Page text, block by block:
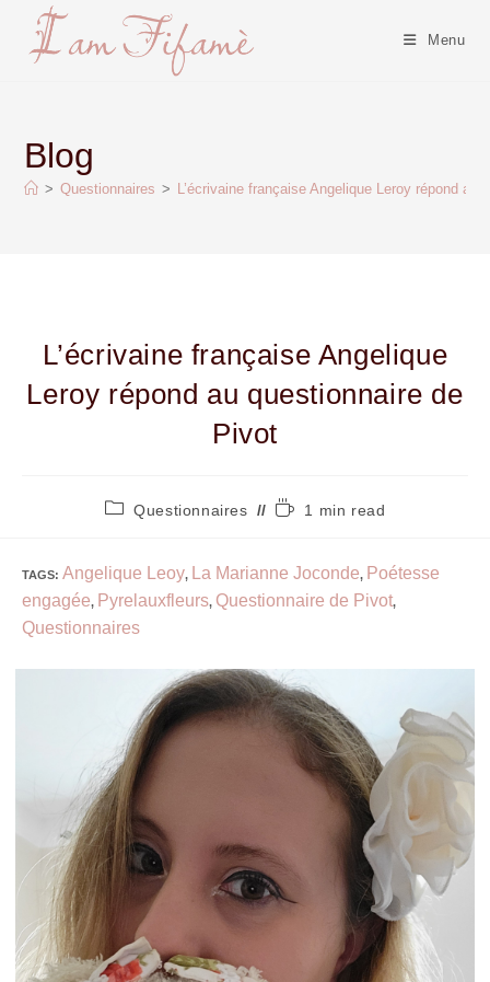
Menu
Blog
> Questionnaires > L’écrivaine française Angelique Leroy répond au
L’écrivaine française Angelique
Leroy répond au questionnaire de
Pivot
Questionnaires 1 min read
TAGS: Angelique Leoy, La Marianne Joconde, Poétesse
engagée, Pyrelauxfleurs, Questionnaire de Pivot,
Questionnaires